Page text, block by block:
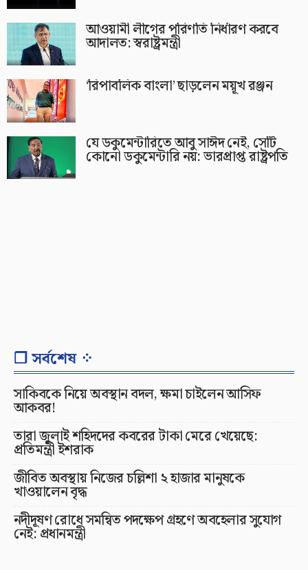
আওয়ামী লীগের পরিণতি নির্ধারণ করবে
আদালত: স্বরাষ্ট্রমন্ত্রী
‘রিপাবলিক বাংলা’ ছাড়লেন ময়ূখ রঞ্জন
যে ডকুমেন্টারিতে আবু সাঈদ নেই, সেটি
কোনো ডকুমেন্টারি নয়: ভারপ্রাপ্ত রাষ্ট্রপতি
❐ সর্বশেষ ⁘
সাকিবকে নিয়ে অবস্থান বদল, ক্ষমা চাইলেন আসিফ
আকবর!
তারা জুলাই শহিদদের কবরের টাকা মেরে খেয়েছে:
প্রতিমন্ত্রী ইশরাক
জীবিত অবস্থায় নিজের চল্লিশা ২ হাজার মানুষকে
খাওয়ালেন বৃদ্ধ
নদীদূষণ রোধে সমন্বিত পদক্ষেপ গ্রহণে অবহেলার সুযোগ
নেই: প্রধানমন্ত্রী